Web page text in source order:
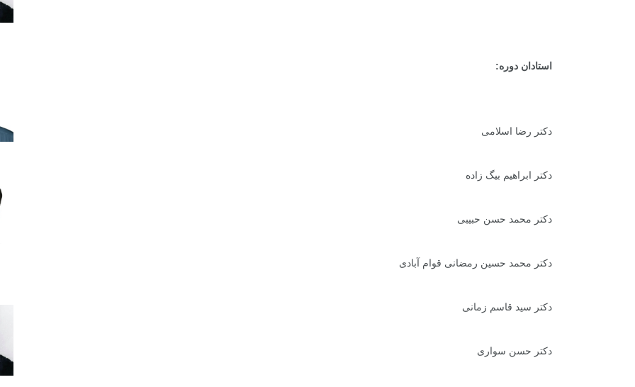
استادان دوره:
دکتر رضا اسلامی
دکتر ابراهیم بیگ زاده
دکتر محمد حسن حبیبی
دکتر محمد حسین رمضانی قوام آبادی
دکتر سید قاسم زمانی
دکتر حسن سواری